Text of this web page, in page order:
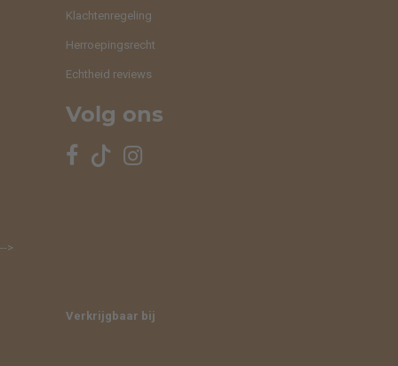
Klachtenregeling
Herroepingsrecht
Echtheid reviews
Volg ons
-->
Verkrijgbaar bij